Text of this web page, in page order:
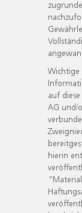
Wichtige
auf
AG und/
hierin